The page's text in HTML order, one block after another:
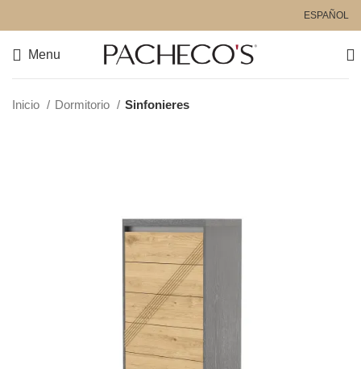
ESPAÑOL
Menu
Inicio Dormitorio Sinfonieres